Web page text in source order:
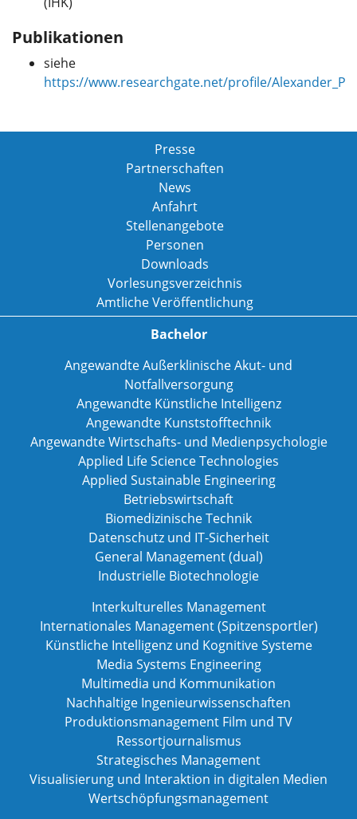
Publikationen
siehe
https://www.researchgate.net/profile/
Presse
Partnerschaften
News
Anfahrt
Stellenangebote
Personen
Downloads
Vorlesungsverzeichnis
Amtliche Veröffentlichung
Bachelor
Angewandte Außerklinische Akut- und
Notfallversorgung
Angewandte Künstliche Intelligenz
Angewandte Kunststofftechnik
Angewandte Wirtschafts- und Medienpsychologie
Applied Life Science Technologies
Applied Sustainable Engineering
Betriebswirtschaft
Biomedizinische Technik
Datenschutz und IT-Sicherheit
General Management (dual)
Industrielle Biotechnologie
Interkulturelles Management
Internationales Management (Spitzensportler)
Künstliche Intelligenz und Kognitive Systeme
Media Systems Engineering
Multimedia und Kommunikation
Nachhaltige Ingenieurwissenschaften
Produktionsmanagement Film und TV
Ressortjournalismus
Strategisches Management
Visualisierung und Interaktion in digitalen Medien
Wertschöpfungsmanagement